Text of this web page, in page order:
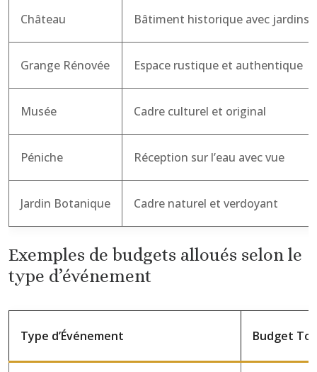
Château Bâtiment historique avec jardins
Grange Rénovée Espace rustique et authentique
Musée Cadre culturel et original
Péniche Réception sur l’eau avec vue
Jardin Botanique Cadre naturel et verdoyant
Exemples de budgets alloués selon le
type d’événement
Type d’Événement Budget